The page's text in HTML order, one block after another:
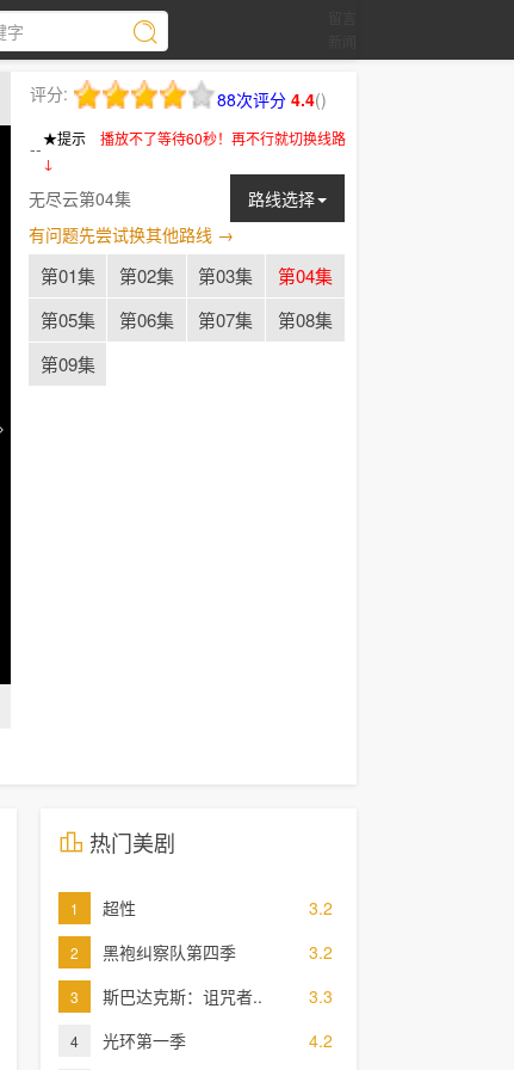
评分: 4.4(
88次评分 )
--★提示
播放不了等待60秒！再不行就切换线路
↓
路线选择
无尽云第04集
有问题先尝试换其他路线 →
第01集 第02集 第03集
第04集
第05集
第06集 第07集
第08集
第09集
热门美剧
1 超性 3.2
2 黑袍纠察队第四季 3.2
3 斯巴达克斯：诅咒者.. 3.3
4 光环第一季 4.2